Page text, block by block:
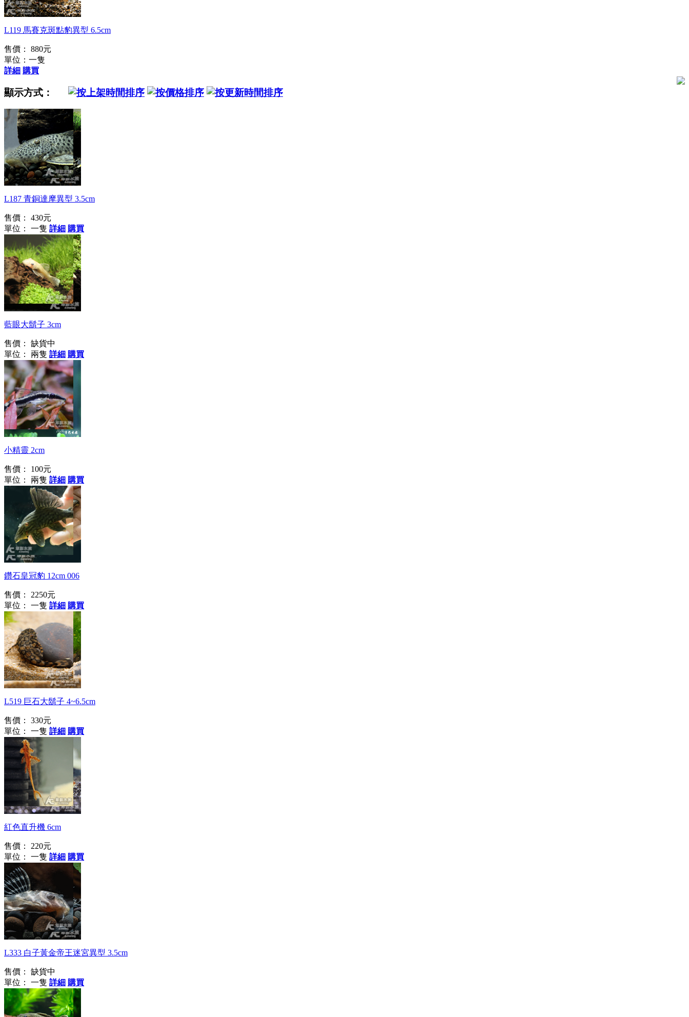
L119 馬賽克斑點豹異型 6.5cm
售價： 880元
單位：一隻
詳細 購買
顯示方式：
大嘴！
L187 青銅達摩異型 3.5cm
售價：
430元
單位： 一隻 詳細 購買
新手玩家繁殖組
藍眼大鬍子 3cm
售價：
缺貨中
單位： 兩隻 詳細 購買
專治壁藻
小精靈 2cm
售價：
100元
單位： 兩隻 詳細 購買
鑽石皇冠豹 12cm 006
售價：
2250元
單位： 一隻 詳細 購買
L519 巨石大鬍子 4~6.5cm
售價：
330元
單位： 一隻 詳細 購買
紅軍艦鯊異型
紅色直升機 6cm
售價：
220元
單位： 一隻 詳細 購買
L333 白子黃金帝王迷宮異型 3.5cm
售價：
缺貨中
單位： 一隻 詳細 購買